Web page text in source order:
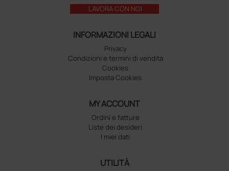
LAVORA CON NOI
INFORMAZIONI LEGALI
Privacy
Condizioni e termini di vendita
Cookies
Imposta Cookies
MY ACCOUNT
Ordini e fatture
Liste dei desideri
I miei dati
UTILITÀ